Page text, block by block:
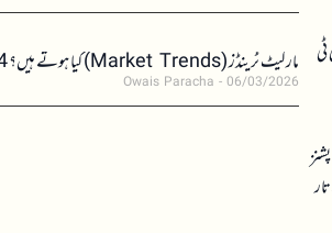
مارکیٹ ٹرینڈز (Market Trends) کیا ہوتے ہیں؟ 4 موونگ ایوریج ٹولز
Owais Paracha 06/03/2026